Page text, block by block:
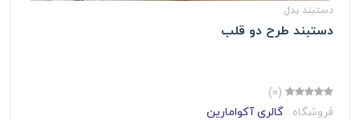
دستبند بدل
دستبند طرح دو قلب
(0)
فروشگاه : گالری آکوامارین